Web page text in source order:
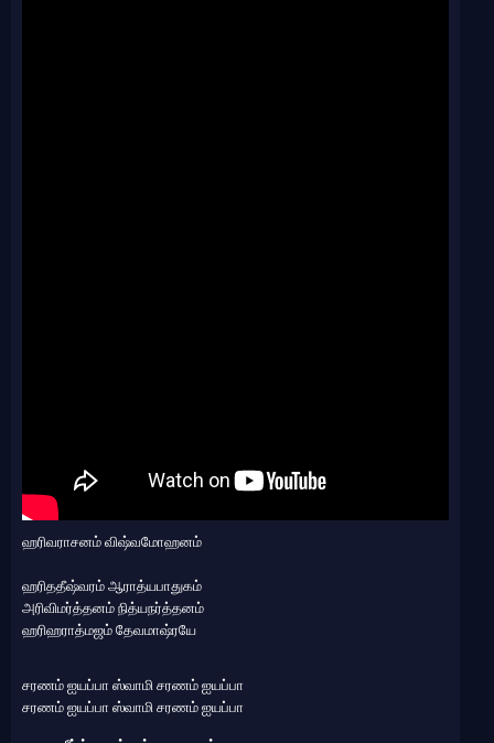
ஹரிவராசனம் விஷ்வமோஹனம்
ஹரிததீஷ்வரம் ஆராத்யபாதுகம்
அரிவிமர்த்தனம் நித்யநர்த்தனம்
ஹரிஹராத்மஜம் தேவமாஷ்ரயே
சரணம் ஐயப்பா ஸ்வாமி சரணம் ஐயப்பா
சரணம் ஐயப்பா ஸ்வாமி சரணம் ஐயப்பா